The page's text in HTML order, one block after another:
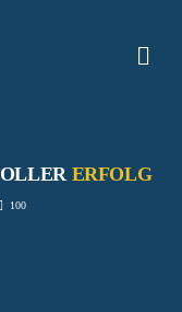
ERFOLG
100